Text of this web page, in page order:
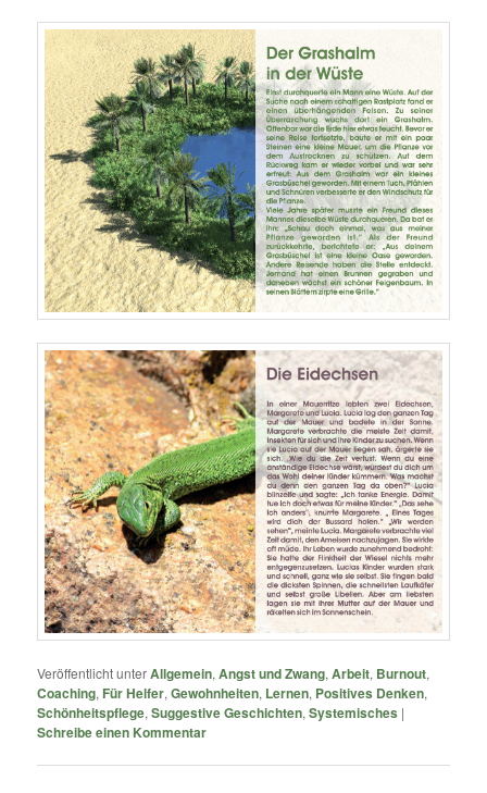
Veröffentlicht unterAllgemein,Angst und Zwang,Arbeit, Burnout,
Coaching, Für Helfer,Gewohnheiten, Lernen, Positives Denken,
Schönheitspflege,Suggestive Geschichten,Systemisches |
Schreibe einen Kommentar